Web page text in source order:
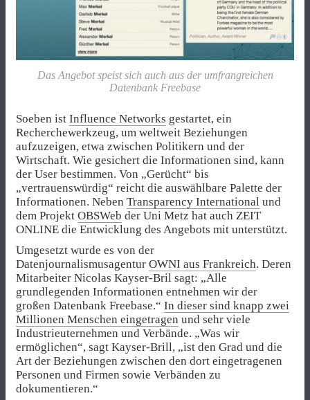
Das Angebot speist sich auch aus der umfrangreichen
Datenbank Freebase
Soeben ist Influence Networks gestartet, ein
Recherchewerkzeug, um weltweit Beziehungen
aufzuzeigen, etwa zwischen Politikern und der
Wirtschaft. Wie gesichert die Informationen sind, kann
der User bestimmen. Von „Gerücht“ bis
„vertrauenswürdig“ reicht die auswählbare Palette der
Informationen. Neben Transparency International und
dem Projekt OBSWeb der Uni Metz hat auch ZEIT
ONLINE die Entwicklung des Angebots mit unterstützt.
Umgesetzt wurde es von der
Datenjournalismusagentur OWNI aus Frankreich. Deren
Mitarbeiter Nicolas Kayser-Bril sagt: „Alle
grundlegenden Informationen entnehmen wir der
großen Datenbank Freebase.“ In dieser sind knapp zwei
Millionen Menschen eingetragen und sehr viele
Industrieuternehmen und Verbände. „Was wir
ermöglichen“, sagt Kayser-Brill, „ist den Grad und die
Art der Beziehungen zwischen den dort eingetragenen
Personen und Firmen sowie Verbänden zu
dokumentieren.“